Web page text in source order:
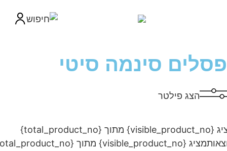
סינמה סיטי
הצג פילטר
מציג {visible_product_no} מתוך {total_product_no}
מציג {visible_product_no} מתוך {total_product_no}